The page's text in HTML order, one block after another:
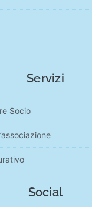
Servizi
Socio
Social